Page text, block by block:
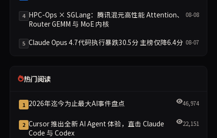
4 HPC-Ops × SGLang：腾讯混元高性能 Attention、
Router GEMM 与 MoE 内核
08-08
5 Claude Opus 4.7代码执行暴跌30.5分 主榜仅降6.4分 08-07
热门阅读
1 2026年迄今为止最大AI事件盘点 46,974
2 Cursor 推出全新 AI Agent 体验，直击 Claude
Code 与 Codex
22,151